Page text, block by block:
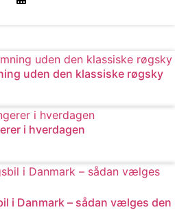
uden den klassiske røgsky
i hverdagen
i Danmark – sådan vælges den